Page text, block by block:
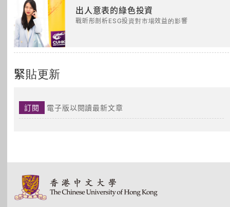
出人意表的綠色投資
戰昕彤剖析ESG投資對市場效益的影響
緊貼更新
訂閱 電子版以閱讀最新文章